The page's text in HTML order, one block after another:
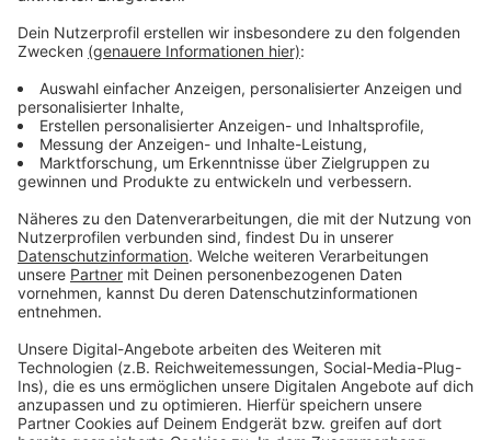
Anmeldung zum Online-Vortrag am 18.11.2021, 18h-
20h: verlag@hausundgrundddf.de
Montags bis freitags hilft die städtische Agentur
SAGA auch telefonisch: 0211-8921015 (Erstberatung
kostenlos)
Meldung der Stadt zum Online-Vortrag am
Weitere Veranstaltungen der SAGA:
Haus und Grund Düsseldorf: